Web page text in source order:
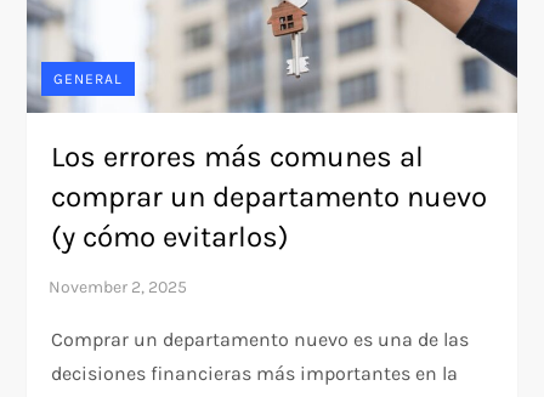
GENERAL
Los errores más comunes al
comprar un departamento nuevo
(y cómo evitarlos)
Comprar un departamento nuevo es una de las
decisiones financieras más importantes en la